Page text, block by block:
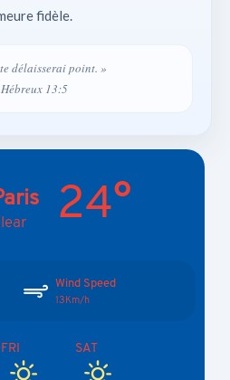
fidèle.
délaisserai point. »
13:5
24°
Wind Speed
13Km/h
FRI SAT